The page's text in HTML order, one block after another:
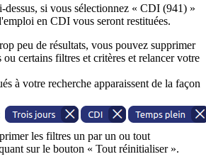
dessus, si vous sélectionnez « CDI (941) »
en CDI vous seront restituées.
peu de résultats, vous pouvez supprimer
ou certains filtres et critères et relancer votre
à votre recherche apparaissent de la façon
les filtres un par un ou tout
sur le bouton « Tout réinitialiser ».